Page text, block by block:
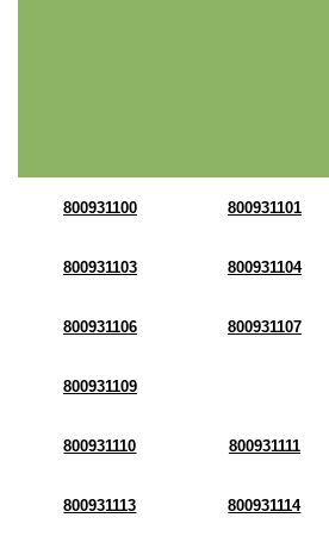
800931100 800931101
800931103 800931104
800931106 800931107
800931109
800931110 800931111
800931113 800931114